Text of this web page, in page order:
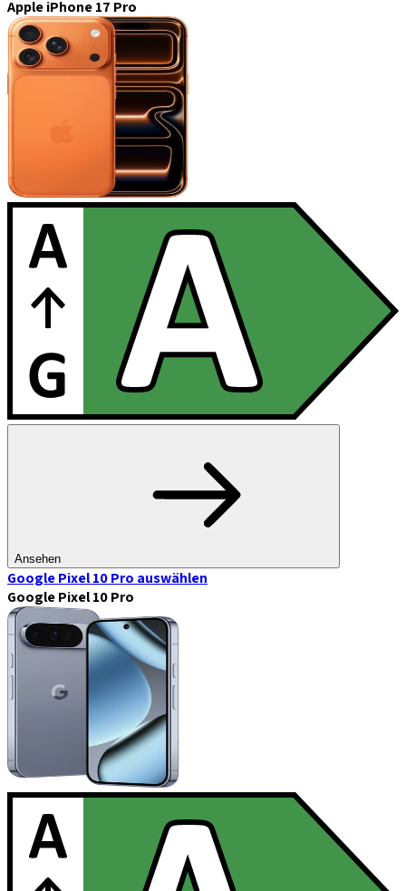
Apple iPhone 17 Pro
Ansehen
Google Pixel 10 Pro auswählen
Google Pixel 10 Pro